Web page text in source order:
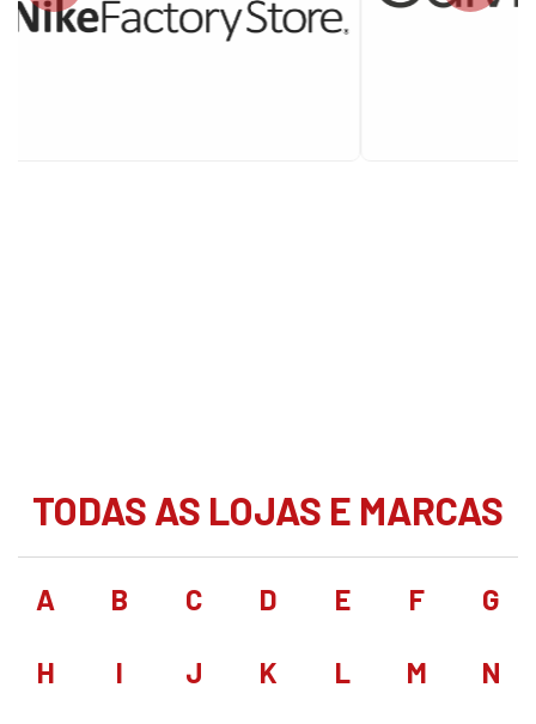
TODAS AS LOJAS E MARCAS
A B C D E F G
H I J K L M N